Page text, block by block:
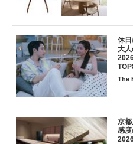
休日
大
The
京
感